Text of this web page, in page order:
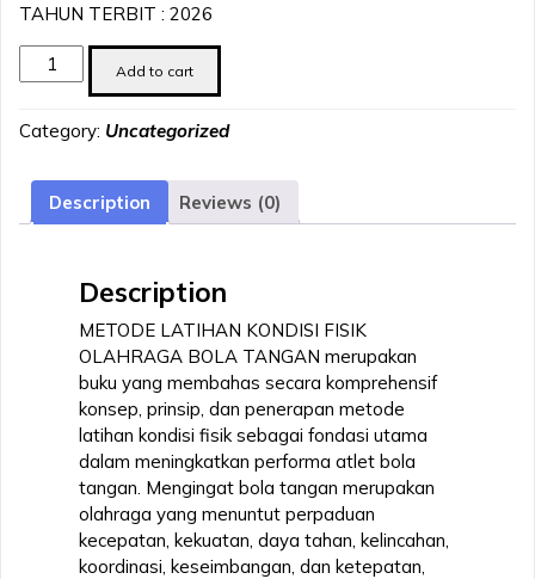
TAHUN TERBIT : 2026
METODE
LATIHAN
FISIK
BOLA
TANGAN
Add to cart
Category: Uncategorized
Description Reviews (0)
Description
METODE LATIHAN KONDISI FISIK
OLAHRAGA BOLA TANGAN merupakan
buku yang membahas secara komprehensif
konsep, prinsip, dan penerapan metode
latihan kondisi fisik sebagai fondasi utama
dalam meningkatkan performa atlet bola
tangan. Mengingat bola tangan merupakan
olahraga yang menuntut perpaduan
kecepatan, kekuatan, daya tahan, kelincahan,
koordinasi, keseimbangan, dan ketepatan,